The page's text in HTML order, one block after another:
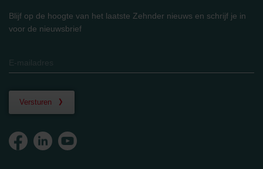
Blijf op de hoogte van het laatste Zehnder nieuws en schrijf je in
voor de nieuwsbrief
Versturen